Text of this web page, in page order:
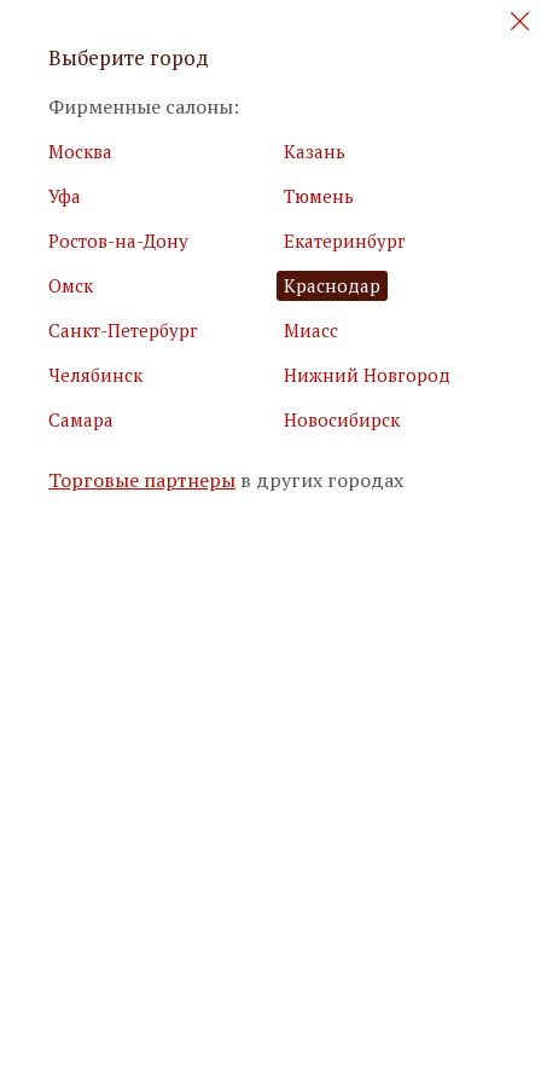
Персональные акции и новинки
Я принимаю
условия использования сайта
Я соглашаюсь сполитикой обработки персональных
Подписаться
Выберите город
Фирменные салоны:
Москва
Казань
Уфа
Тюмень
Ростов-на-Дону
Екатеринбург
Омск
Краснодар
Санкт-Петербург
Миасс
Челябинск
Нижний Новгород
Самара
Новосибирск
Торговые партнеры в других городах